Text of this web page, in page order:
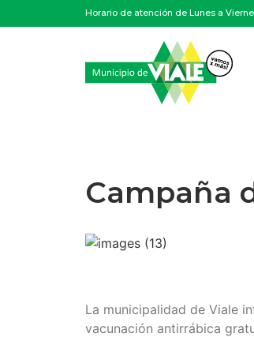
Horario de atención de Lunes a
Campaña
La municipalidad de Viale
vacunación antirrábica